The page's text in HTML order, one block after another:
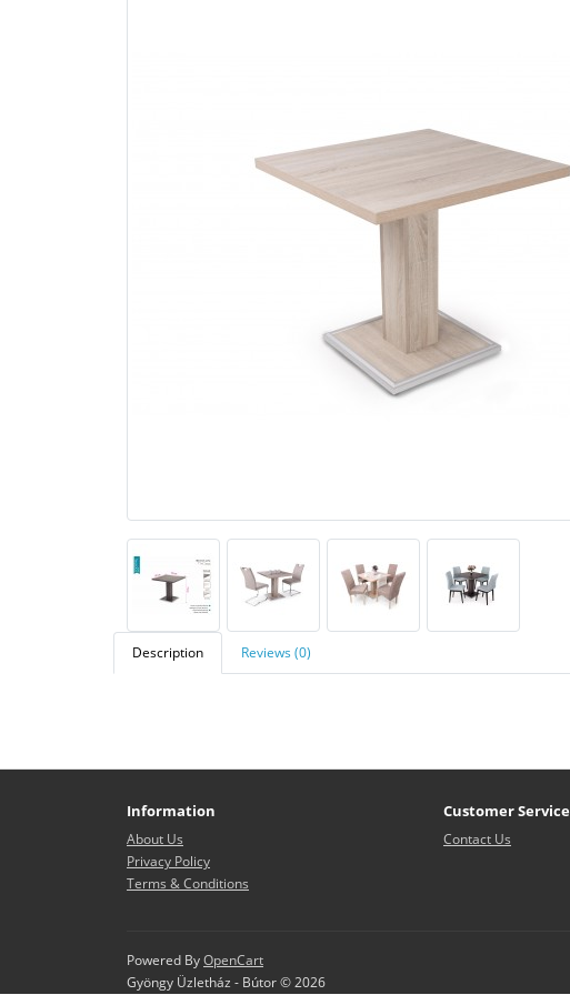
Description Reviews (0)
Information
About Us
Privacy Policy
Terms & Conditions
Customer Service
Contact Us
Powered ByOpenCart
Gyöngy Üzletház - Bútor © 2026